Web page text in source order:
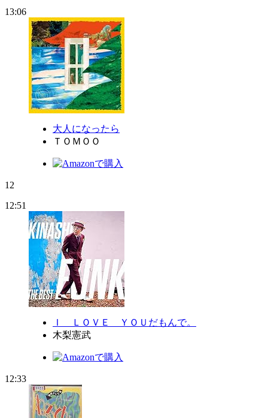
13:06
大人になったら
ＴＯＭＯＯ
12
12:51
Ｉ ＬＯＶＥ ＹＯＵだもんで。
木梨憲武
12:33